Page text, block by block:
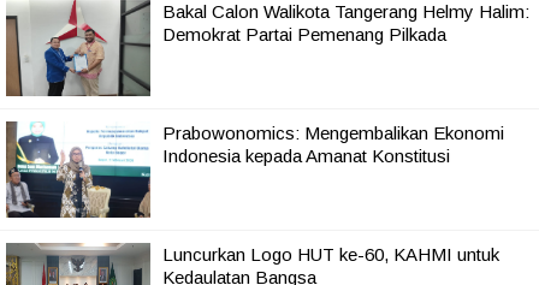
Bakal Calon Walikota Tangerang Helmy Halim:
Demokrat Partai Pemenang Pilkada
Prabowonomics: Mengembalikan Ekonomi
Indonesia kepada Amanat Konstitusi
Luncurkan Logo HUT ke-60, KAHMI untuk
Kedaulatan Bangsa